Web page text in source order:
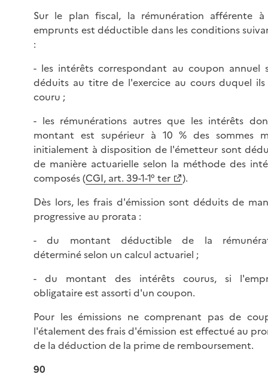
Sur le plan fiscal, la rémunération afférente à
emprunts est déductible dans les conditions
:
- les intérêts correspondant au coupon annuel
déduits au titre de l'exercice au cours duquel
couru ;
- les rémunérations autres que les intérêts
montant est supérieur à 10 % des sommes
initialement à disposition de l'émetteur sont
de manière actuarielle selon la méthode des
composés (CGI, art. 39-1-1° ter
).
Dès lors, les frais d'émission sont déduits de
progressive au prorata :
- du montant déductible de la
déterminé selon un calcul actuariel ;
- du montant des intérêts courus, si
obligataire est assorti d'un coupon.
Pour les émissions ne comprenant pas de
l'étalement des frais d'émission est effectué au
de la déduction de la prime de remboursement.
90